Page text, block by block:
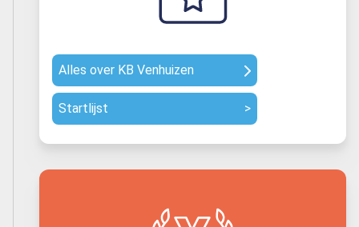
Alles over KB Venhuizen
Startlijst >